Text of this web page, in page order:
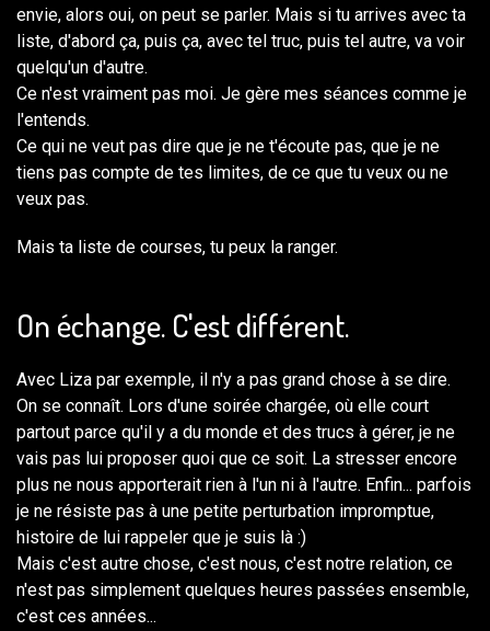
envie, alors oui, on peut se parler. Mais si tu arrives avec ta
liste, d'abord ça, puis ça, avec tel truc, puis tel autre, va voir
quelqu'un d'autre.
Ce n'est vraiment pas moi. Je gère mes séances comme je
l'entends.
Ce qui ne veut pas dire que je ne t'écoute pas, que je ne
tiens pas compte de tes limites, de ce que tu veux ou ne
veux pas.
Mais ta liste de courses, tu peux la ranger.
On échange. C'est différent.
Avec Liza par exemple, il n'y a pas grand chose à se dire.
On se connaît. Lors d'une soirée chargée, où elle court
partout parce qu'il y a du monde et des trucs à gérer, je ne
vais pas lui proposer quoi que ce soit. La stresser encore
plus ne nous apporterait rien à l'un ni à l'autre. Enfin... parfois
je ne résiste pas à une petite perturbation impromptue,
histoire de lui rappeler que je suis là :)
Mais c'est autre chose, c'est nous, c'est notre relation, ce
n'est pas simplement quelques heures passées ensemble,
c'est ces années...